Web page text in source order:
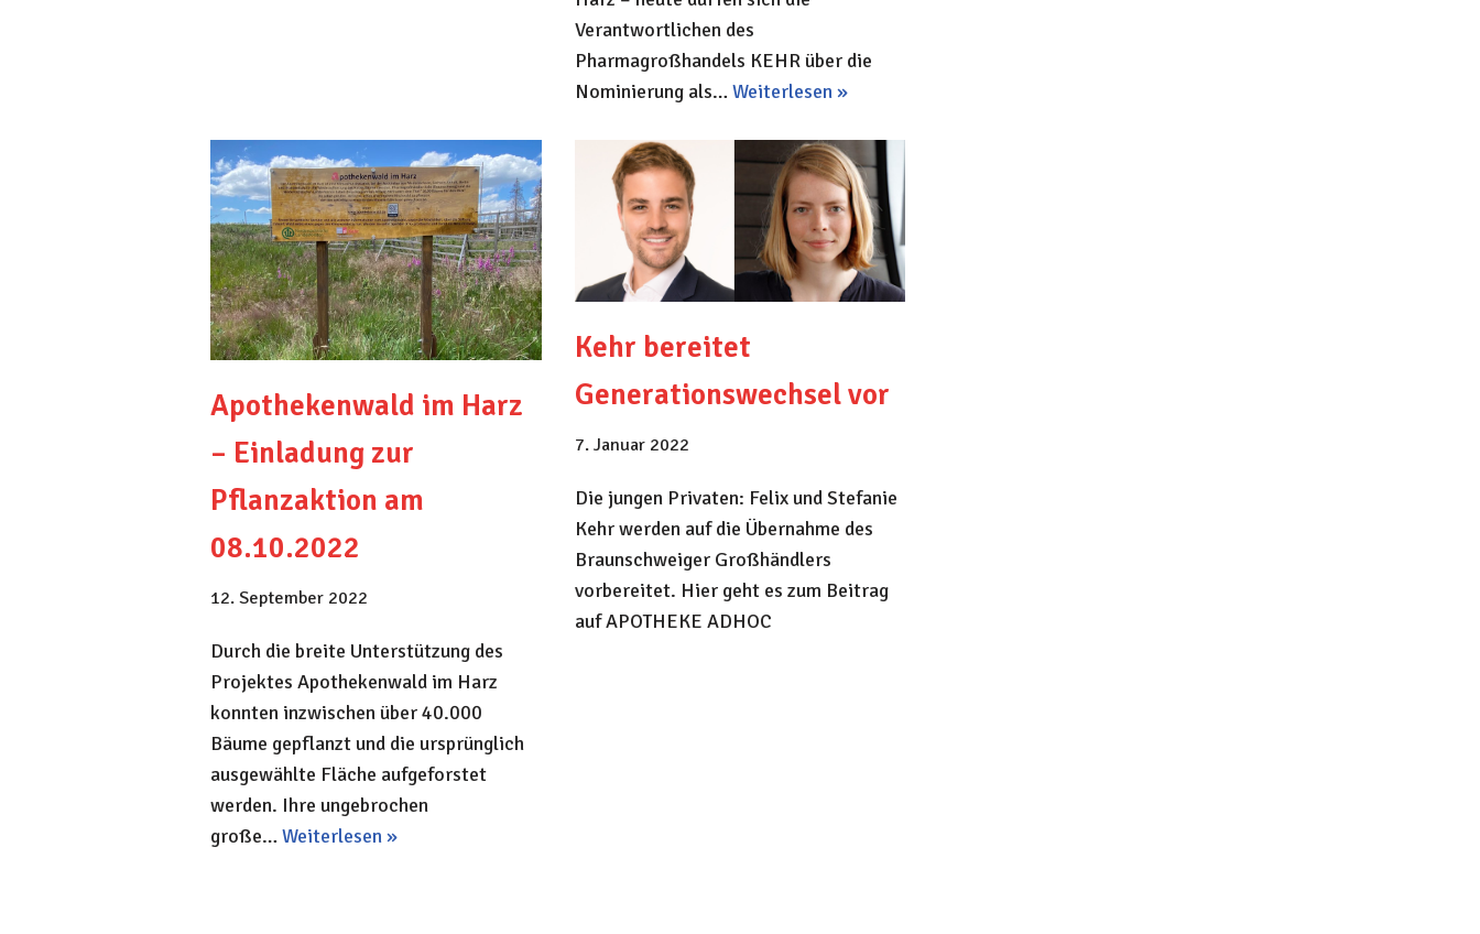
Verantwortlichen des
Pharmagroßhandels KEHR über die
Nominierung als… Weiterlesen »
Apothekenwald im Harz
– Einladung zur
Pflanzaktion am
08.10.2022
12. September 2022
Durch die breite Unterstützung des
Projektes Apothekenwald im Harz
konnten inzwischen über 40.000
Bäume gepflanzt und die ursprünglich
ausgewählte Fläche aufgeforstet
werden. Ihre ungebrochen
große… Weiterlesen »
Kehr bereitet
Generationswechsel vor
7. Januar 2022
Die jungen Privaten: Felix und Stefanie
Kehr werden auf die Übernahme des
Braunschweiger Großhändlers
vorbereitet. Hier geht es zum Beitrag
auf APOTHEKE ADHOC